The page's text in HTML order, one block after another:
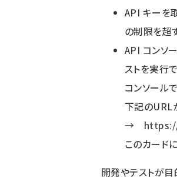
API キーを
の制限を超
API コンソ
ストを実行
コンソール
下記のURL
→
このカード
開発やテストが目